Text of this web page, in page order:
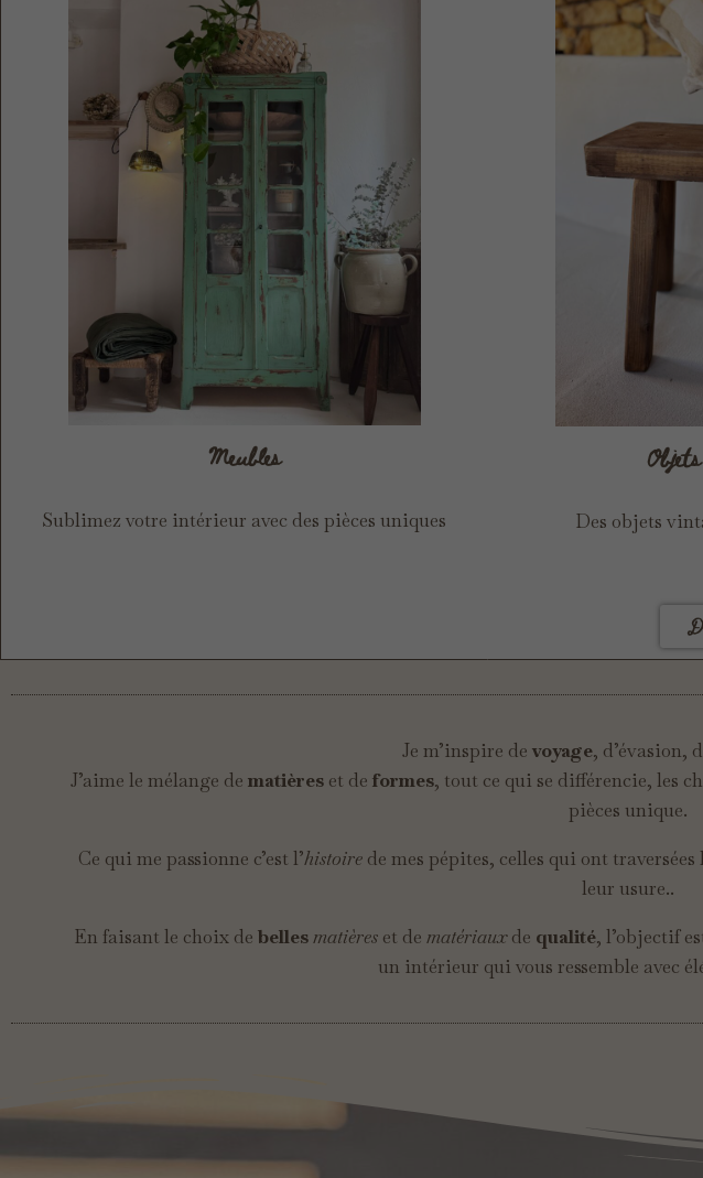
Meubles
Sublimez votre intérieur avec des pièces uniques Des objets
Je m’inspire de voyage, d’évasion,
J’aime le mélange de matièreset de formes, tout ce qui se différencie, les
pièces unique.
Ce qui me passionne c’est l’histoirede mes pépites, celles qui ont
leur usure..
En faisant le choix de bellesmatières et de matériauxde qualité, l’objectif
un intérieur qui vous ressemble avec